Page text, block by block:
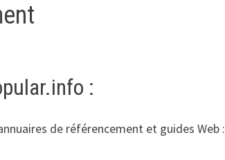
:
de référencement et guides Web :